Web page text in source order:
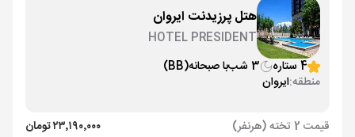
هتل پرزیدنت ایروان
HOTEL PRESIDENT
4 ستاره
3 شب با صبحانه(BB)
منطقه:ایروان
قیمت 2 تخته (هرنفر)
۲۳٬۱۹۰٬۰۰۰ تومان